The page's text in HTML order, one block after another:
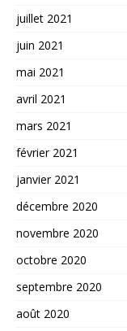
juillet 2021
juin 2021
mai 2021
avril 2021
mars 2021
février 2021
janvier 2021
décembre 2020
novembre 2020
octobre 2020
septembre 2020
août 2020